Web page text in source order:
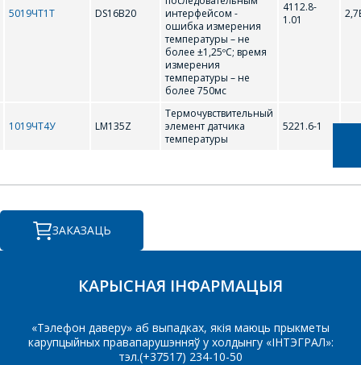
5019ЧТ1Т DS16B20
интерфейсом -
ошибка измерения
температуры – не
более ±1,25ºС; время
измерения
температуры – не
более 750мс
4112.8-
1.01
1019ЧТ4У LM135Z
Термочувствительный
элемент датчика
температуры
5221.6-1
ЗАКАЗАЦЬ
КАРЫСНАЯ ІНФАРМАЦЫЯ
«Тэлефон даверу» аб выпадках, якія маюць прыкметы
карупцыйных правапарушэнняў у холдынгу «ІНТЭГРАЛ»:
тэл.(+37517) 234-10-50
РАЗЛІЧАЦЬ
КОШТ ПАСЛУГ І
ПАДРЫХТУЮЦЬ
ІНДЫВІДУАЛЬНАЕ
КАМЕРЦЫЙНАЕ
ПРАПАНОВУ.
Тэлефон